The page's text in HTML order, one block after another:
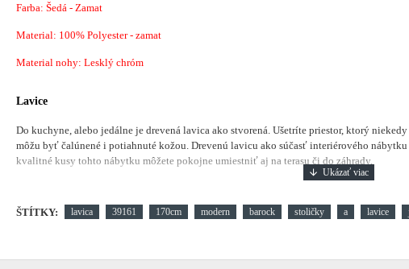
Farba: Šedá - Zamat
Material: 100% Polyester - zamat
Material nohy: Lesklý chróm
Lavice
Do kuchyne, alebo jedálne je drevená lavica ako stvorená. Ušetríte priestor, ktorý
môžu byť čalúnené i potiahnuté kožou. Drevenú lavicu ako súčasť interiérového
kvalitné kusy tohto nábytku môžete pokojne umiestniť aj na terasu či do záhrady.
ŠTÍTKY: lavica 39161 170cm modern barock stoličky a lavice